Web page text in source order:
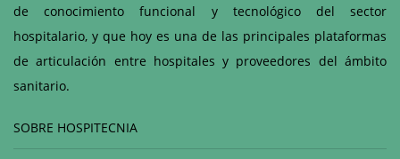
de conocimiento funcional y tecnológico del sector
hospitalario, y que hoy es una de las principales plataformas
de articulación entre hospitales y proveedores del ámbito
sanitario.
SOBRE HOSPITECNIA